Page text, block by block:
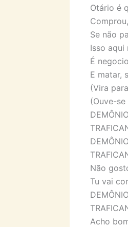
Otário é
Se não
Isso aqui
É
E matar,
(Vira
(Ouve-
Não
Tu vai
Acho